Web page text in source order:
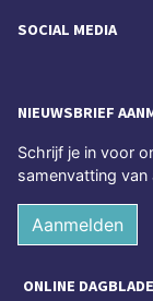
SOCIAL MEDIA
NIEUWSBRIEF
Schrijf je in voor
samenvatting van
Aanmelden
ONLINE